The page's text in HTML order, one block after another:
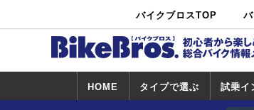
バイクブロスTOP
中
ク
カ
索
シ
索
HOME タイプで選ぶ 試乗イ